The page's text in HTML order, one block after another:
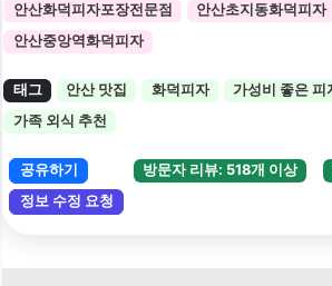
안산화덕피자포장전문점
안산초지동화덕피자
안산중앙역화덕피자
태그 안산 맛집 화덕피자 가성비 좋은 피
가족 외식 추천
방문자 리뷰: 518개 이상
공유하기
정보 수정 요청